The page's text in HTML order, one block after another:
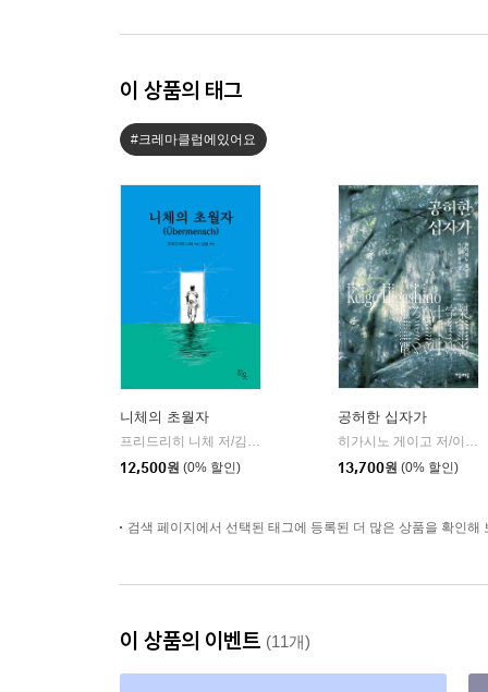
이 상품의 태그
#크레마클럽에있어요
니체의 초월자
프리드리히 니체 저/김철 편역
12,500원 (0% 할인)
공허한 십자가
히가시노 게이고 저/이선희 역
13,700원 (0% 할인)
검색 페이지에서 선택된 태그에 등록된 더 많은 상품을 확인해
이 상품의 이벤트 (11개)